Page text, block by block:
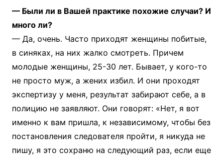
— Были ли в Вашей практике похожие случаи? И
много ли?
— Да, очень. Часто приходят женщины побитые,
в синяках, на них жалко смотреть. Причем
молодые женщины, 25-30 лет. Бывает, у кого-то
не просто муж, а жених избил. И они проходят
экспертизу у меня, результат забирают себе, а в
полицию не заявляют. Они говорят: «Нет, я вот
именно к вам пришла, к независимому, чтобы без
постановления следователя пройти, я никуда не
пишу, я это сохраню на следующий раз, если еще